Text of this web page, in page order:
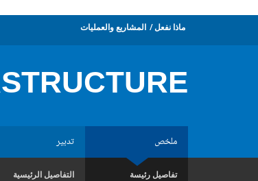
ماذا نفعل المشاريع والعمليات
ملخص تدبير
تفاصيل رئيسة التفاصيل الرئيسية